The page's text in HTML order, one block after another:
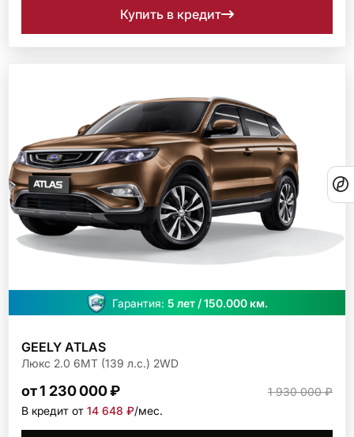
Купить в кредит
Гарантия: 5 лет / 150.000 км.
GEELY ATLAS
Люкс 2.0 6МТ (139 л.с.) 2WD
от 1 230 000 ₽
1 930 000 ₽
В кредит от 14 648 ₽/мec.